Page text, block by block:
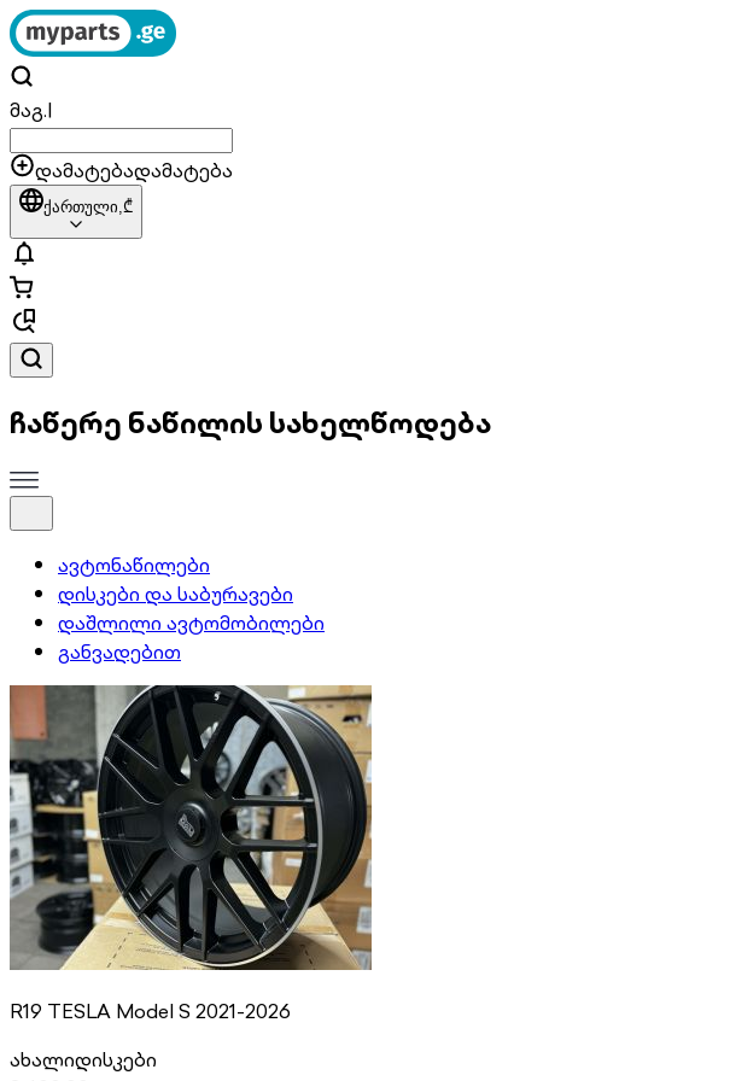
მაგ.|
დამატებადამატება
ქართული,₾
ჩაწერე ნაწილის სახელწოდება
ავტონაწილები
დისკები და საბურავები
დაშლილი ავტომობილები
განვადებით
R19 TESLA Model S 2021-2026
ახალიდისკები